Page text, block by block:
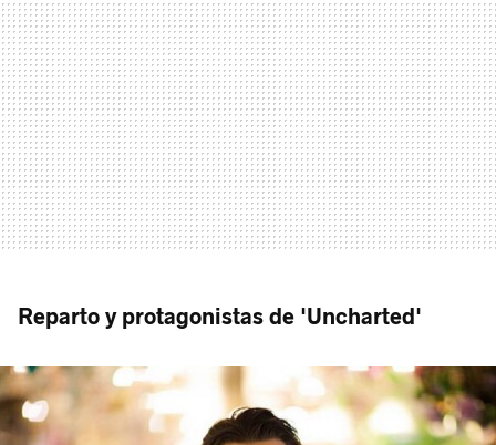
Reparto y protagonistas de 'Uncharted'